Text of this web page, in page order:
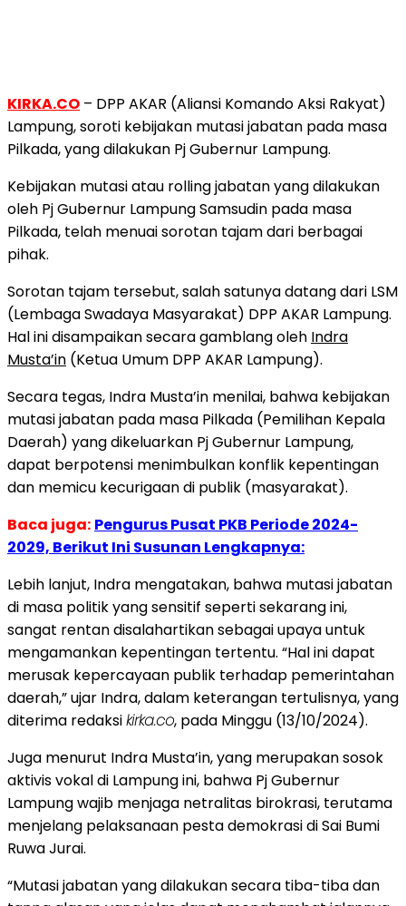
KIRKA.CO – DPP AKAR (Aliansi Komando Aksi Rakyat)
Lampung, soroti kebijakan mutasi jabatan pada masa
Pilkada, yang dilakukan Pj Gubernur Lampung.
Kebijakan mutasi atau rolling jabatan yang dilakukan
oleh Pj Gubernur Lampung Samsudin pada masa
Pilkada, telah menuai sorotan tajam dari berbagai
pihak.
Sorotan tajam tersebut, salah satunya datang dari LSM
(Lembaga Swadaya Masyarakat) DPP AKAR Lampung.
Hal ini disampaikan secara gamblang oleh Indra
Musta’in (Ketua Umum DPP AKAR Lampung).
Secara tegas, Indra Musta’in menilai, bahwa kebijakan
mutasi jabatan pada masa Pilkada (Pemilihan Kepala
Daerah) yang dikeluarkan Pj Gubernur Lampung,
dapat berpotensi menimbulkan konflik kepentingan
dan memicu kecurigaan di publik (masyarakat).
Baca juga: Pengurus Pusat PKB Periode 2024-
2029, Berikut Ini Susunan Lengkapnya:
Lebih lanjut, Indra mengatakan, bahwa mutasi jabatan
di masa politik yang sensitif seperti sekarang ini,
sangat rentan disalahartikan sebagai upaya untuk
mengamankan kepentingan tertentu. “Hal ini dapat
merusak kepercayaan publik terhadap pemerintahan
daerah,” ujar Indra, dalam keterangan tertulisnya, yang
diterima redaksikirka.co, pada Minggu (13/10/2024).
Juga menurut Indra Musta’in, yang merupakan sosok
aktivis vokal di Lampung ini, bahwa Pj Gubernur
Lampung wajib menjaga netralitas birokrasi, terutama
menjelang pelaksanaan pesta demokrasi di Sai Bumi
Ruwa Jurai.
“Mutasi jabatan yang dilakukan secara tiba-tiba dan